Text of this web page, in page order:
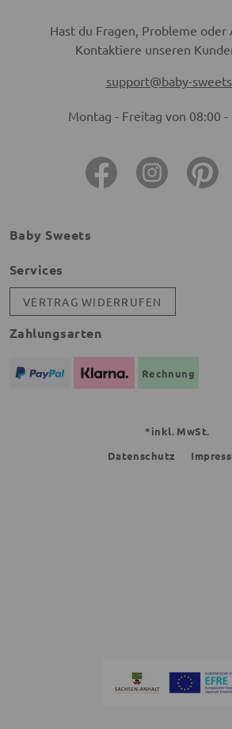
Hast du Fragen, Probleme oder
Kontaktiere unseren
support@baby-
Montag - Freitag von 08:00 -
Baby Sweets
Services
VERTRAG WIDERRUFEN
Zahlungsarten
Rechnung
*inkl. MwSt.
Datenschutz